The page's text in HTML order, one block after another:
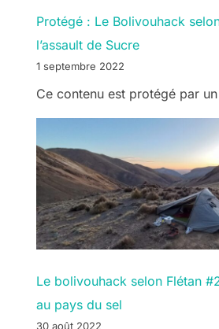
Protégé : Le Bolivouhack
l’assault de Sucre
1 septembre 2022
Ce contenu est protégé par
Le bolivouhack selon Flétan
au pays du sel
30 août 2022